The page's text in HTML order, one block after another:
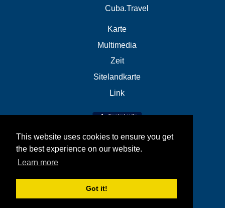
This website uses cookies to ensure you get
the best experience on our website.
Learn more
Got it!
Cuba.Travel
Karte
Multimedia
Zeit
Sitelandkarte
Link